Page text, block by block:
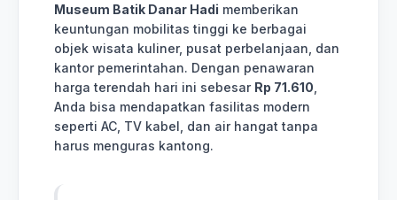
Museum Batik Danar Hadi memberikan
keuntungan mobilitas tinggi ke berbagai
objek wisata kuliner, pusat perbelanjaan, dan
kantor pemerintahan. Dengan penawaran
harga terendah hari ini sebesar Rp 71.610
Anda bisa mendapatkan fasilitas modern
seperti AC, TV kabel, dan air hangat tanpa
harus menguras kantong.